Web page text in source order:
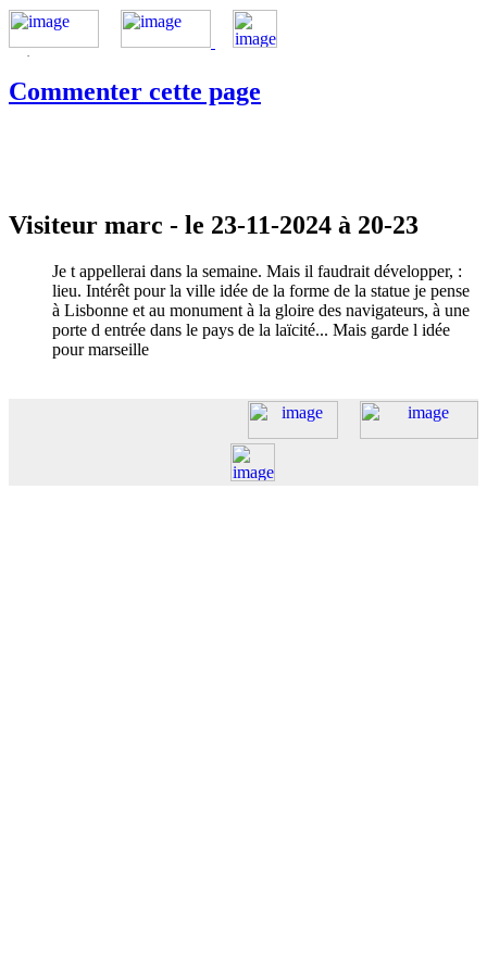
Commenter cette page
Visiteur marc - le 23-11-2024 à 20-23
Je t appellerai dans la semaine. Mais il faudrait développer, :
lieu. Intérêt pour la ville idée de la forme de la statue je pense
à Lisbonne et au monument à la gloire des navigateurs, à une
porte d entrée dans le pays de la laïcité... Mais garde l idée
pour marseille